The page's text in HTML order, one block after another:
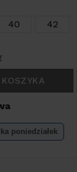
40 42
poniedziałek